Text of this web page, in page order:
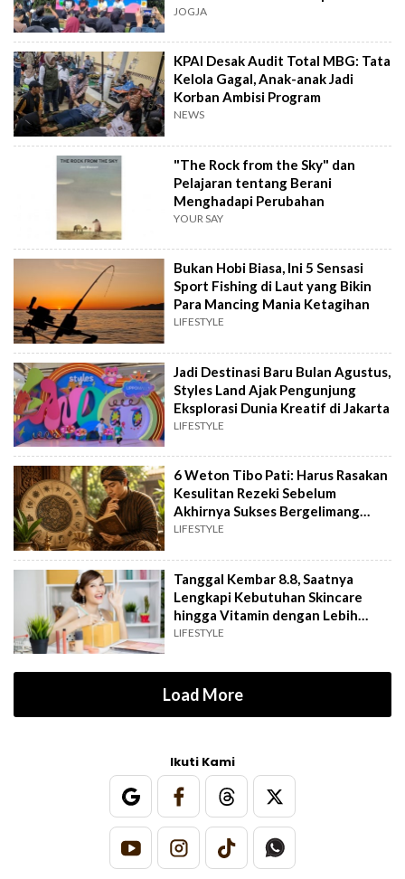
Musik
JOGJA
KPAI Desak Audit Total MBG: Tata
Kelola Gagal, Anak-anak Jadi
Korban Ambisi Program
NEWS
"The Rock from the Sky" dan
Pelajaran tentang Berani
Menghadapi Perubahan
YOUR SAY
Bukan Hobi Biasa, Ini 5 Sensasi
Sport Fishing di Laut yang Bikin
Para Mancing Mania Ketagihan
LIFESTYLE
Jadi Destinasi Baru Bulan Agustus,
Styles Land Ajak Pengunjung
Eksplorasi Dunia Kreatif di Jakarta
LIFESTYLE
6 Weton Tibo Pati: Harus Rasakan
Kesulitan Rezeki Sebelum
Akhirnya Sukses Bergelimang
Harta
LIFESTYLE
Tanggal Kembar 8.8, Saatnya
Lengkapi Kebutuhan Skincare
hingga Vitamin dengan Lebih
Hemat
LIFESTYLE
Load More
Ikuti Kami